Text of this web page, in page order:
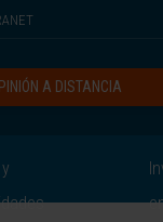
A DISTANCIA